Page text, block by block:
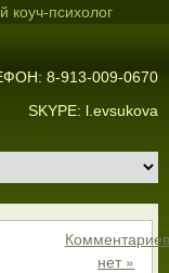
психолог
8-913-009-0670
SKYPE: l.evsukova
Комментариев
нет »